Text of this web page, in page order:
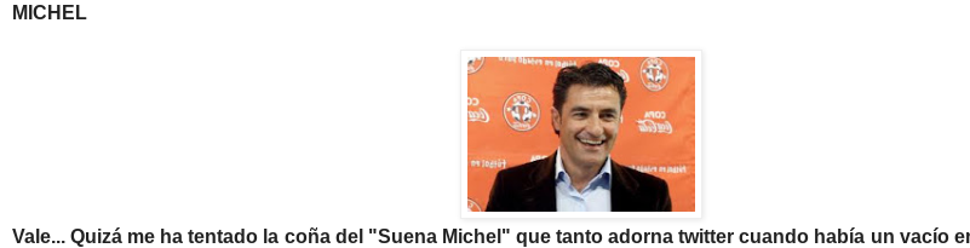
MICHEL
Vale... Quizá me ha tentado la coña del "Suena Michel" que tanto adorna twitter cuando había un vacío